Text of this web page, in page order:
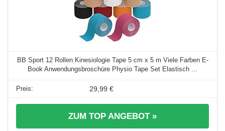
BB Sport 12 Rollen Kinesiologie Tape 5 cm x 5 m Viele Farben E-
Book Anwendungsbroschüre Physio Tape Set Elastisch ...
29,99 €
ZUM TOP ANGEBOT »